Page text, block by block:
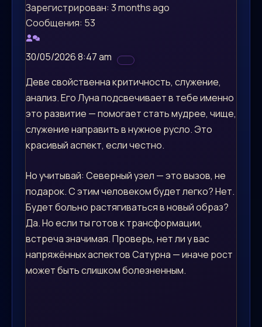
Зарегистрирован: 3 months ago
Сообщения: 53
30/05/2026 8:47 am
Деве свойственна критичность, служение,
анализ. Его Луна подсвечивает в тебе именно
это развитие — помогает стать мудрее, чище,
служение направить в нужное русло. Это
красивый аспект, если честно.
Но учитывай: Северный узел — это вызов, не
подарок. С этим человеком будет легко? Нет.
Будет больно растягиваться в новый образ?
Да. Но если ты готов к трансформации,
встреча значимая. Проверь, нет ли у вас
напряжённых аспектов Сатурна — иначе рост
может быть слишком болезненным.